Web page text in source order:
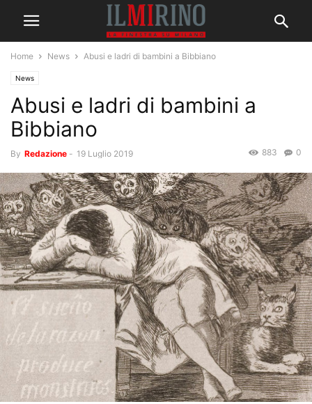
Home News Abusi e ladri di bambini a Bibbiano
News
Abusi e ladri di bambini a
Bibbiano
By Redazione - 19 Luglio 2019 0
883